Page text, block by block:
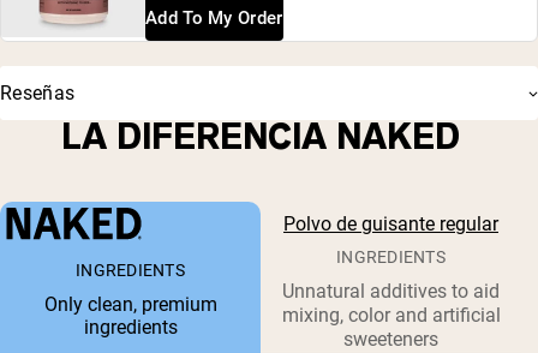
Add To My Order
Reseñas
LA DIFERENCIA NAKED
Polvo de guisante regular
INGREDIENTS
Only clean, premium
ingredients
INGREDIENTS
Unnatural additives to aid
mixing, color and artificial
sweeteners